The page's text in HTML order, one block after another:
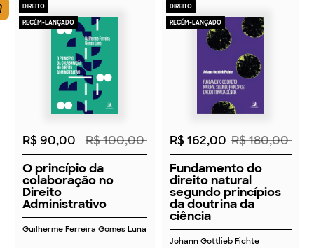
DIREITO
RECÉM-LANÇADO
2026
R$ 90,00
R$ 100,00
O princípio da
colaboração no
Direito
Administrativo
Guilherme Ferreira Gomes Luna
DIREITO
RECÉM-LANÇADO
2026
R$ 162,00 R$ 180,00
Fundamento do
direito natural
segundo princípios
da doutrina da
ciência
Johann Gottlieb Fichte